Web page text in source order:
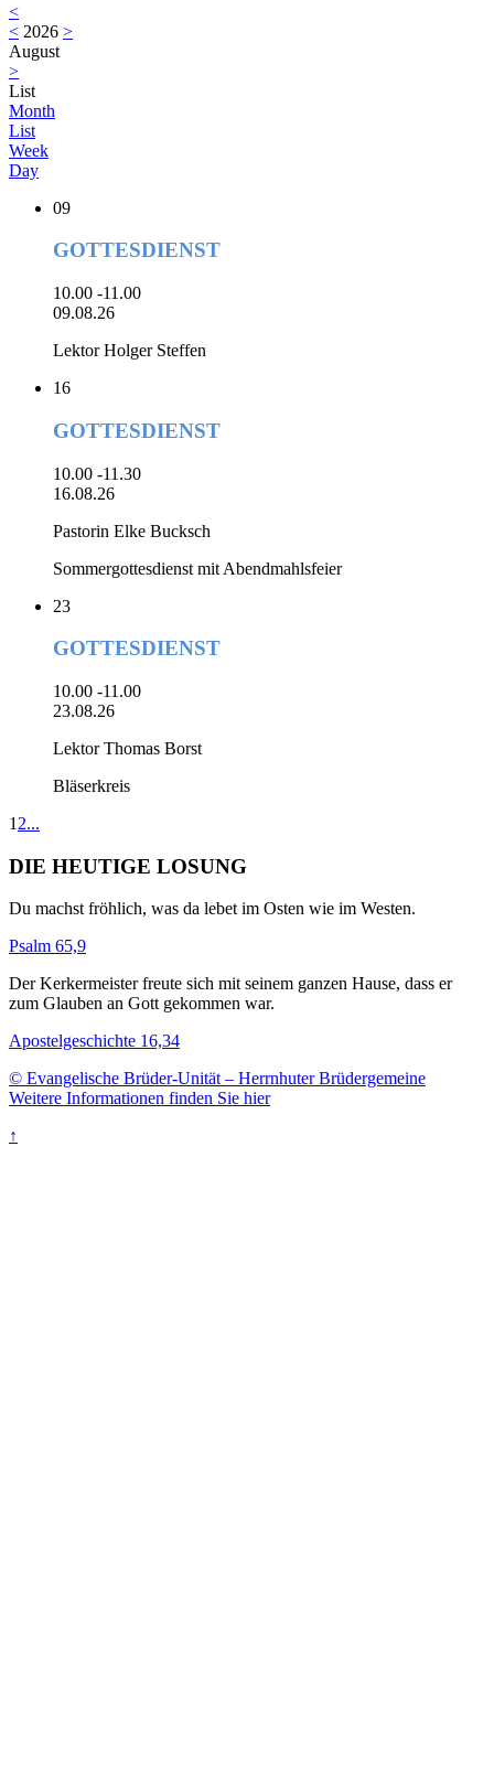
<
< 2026 >
August
>
List
Month
List
Week
Day
09
GOTTESDIENST
10.00 -11.00
09.08.26
Lektor Holger Steffen
16
GOTTESDIENST
10.00 -11.30
16.08.26
Pastorin Elke Bucksch
Sommergottesdienst mit Abendmahlsfeier
23
GOTTESDIENST
10.00 -11.00
23.08.26
Lektor Thomas Borst
Bläserkreis
1 2...
DIE HEUTIGE LOSUNG
Du machst fröhlich, was da lebet im Osten wie im Westen.
Psalm 65,9
Der Kerkermeister freute sich mit seinem ganzen Hause, dass er
zum Glauben an Gott gekommen war.
Apostelgeschichte 16,34
© Evangelische Brüder-Unität – Herrnhuter Brüdergemeine
Weitere Informationen finden Sie hier
↑